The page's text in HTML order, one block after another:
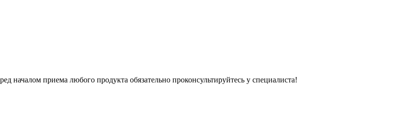
приема любого продукта обязательно проконсультируйтесь у специалиста!